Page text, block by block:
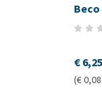
€ 6,25
(€